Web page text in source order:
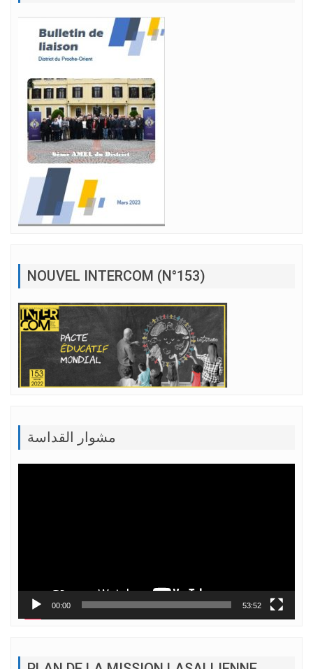
NOUVEL INTERCOM (N°153)
مشوار القداسة
00:00 53:52